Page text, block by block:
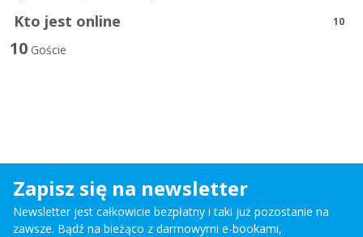
Kto jest online 10
10 Goście
Zapisz się na newsletter
Newsletter jest całkowicie bezpłatny i taki już pozostanie na
zawsze. Bądź na bieżąco z darmowymi e-bookami,